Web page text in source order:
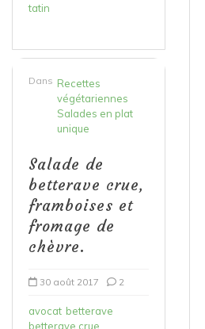
tatin
Dans Recettes
végétariennes
Salades en plat
unique
Salade de
betterave crue,
framboises et
fromage de
chèvre.
30 août 2017 2
avocat betterave
betterave crue